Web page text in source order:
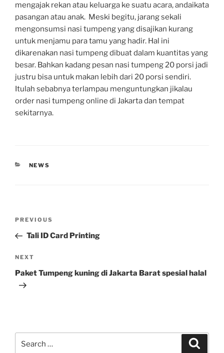
mengajak rekan atau keluarga ke suatu acara, andaikata
pasangan atau anak. Meski begitu, jarang sekali
mengonsumsi nasi tumpeng yang disajikan kurang
untuk menjamu para tamu yang hadir. Hal ini
dikarenakan nasi tumpeng dibuat dalam kuantitas yang
besar. Bahkan kadang pesan nasi tumpeng 20 porsi jadi
justru bisa untuk makan lebih dari 20 porsi sendiri.
Itulah sebabnya terlampau menguntungkan jikalau
order nasi tumpeng online di Jakarta dan tempat
sekitarnya.
CATEGORIES
NEWS
Previous
Post
PREVIOUS
Tali ID Card Printing
Next
Post
NEXT
Paket Tumpeng kuning di Jakarta Barat spesial halal